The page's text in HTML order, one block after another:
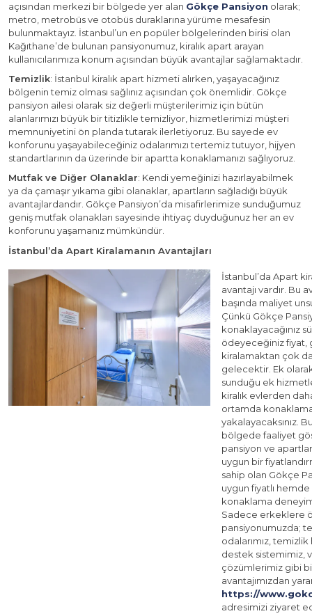
açısından merkezi bir bölgede yer alan Gökçe Pansiyon olarak;
metro, metrobüs ve otobüs duraklarına yürüme mesafesin
bulunmaktayız. İstanbul’un en popüler bölgelerinden birisi olan
Kağıthane’de bulunan pansiyonumuz, kiralık apart arayan
kullanıcılarımıza konum açısından büyük avantajlar sağlamaktadır.
Temizlik: İstanbul kiralık apart hizmeti alırken, yaşayacağınız
bölgenin temiz olması sağlınız açısından çok önemlidir. Gökçe
pansiyon ailesi olarak siz değerli müşterilerimiz için bütün
alanlarımızı büyük bir titizlikle temizliyor, hizmetlerimizi müşteri
memnuniyetini ön planda tutarak ilerletiyoruz. Bu sayede ev
konforunu yaşayabileceğiniz odalarımızı tertemiz tutuyor, hijyen
standartlarının da üzerinde bir apartta konaklamanızı sağlıyoruz.
Mutfak ve Diğer Olanaklar: Kendi yemeğinizi hazırlayabilmek
ya da çamaşır yıkama gibi olanaklar, apartların sağladığı büyük
avantajlardandır. Gökçe Pansiyon’da misafirlerimize sunduğumuz
geniş mutfak olanakları sayesinde ihtiyaç duyduğunuz her an ev
konforunu yaşamanız mümkündür.
İstanbul’da Apart Kiralamanın Avantajları
İstanbul’da Apart
avantajı vardır. Bu
başında maliyet
Çünkü Gökçe
konaklayacağınız
ödeyeceğiniz fiyat,
kiralamaktan çok
gelecektir. Ek
sunduğu ek
kiralık evlerden
ortamda konaklama
yakalayacaksınız.
bölgede faaliyet
pansiyon ve
uygun bir
sahip olan Gökçe
uygun fiyatlı
konaklama
Sadece erkeklere
pansiyonumuzda;
odalarımız,
destek sistemimiz,
çözümlerimiz gibi
avantajımızdan
https://
adresimizi ziyaret